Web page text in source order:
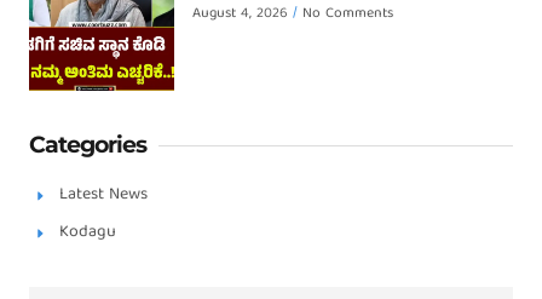
August 4, 2026 No Comments
Categories
Latest News
Kodagu